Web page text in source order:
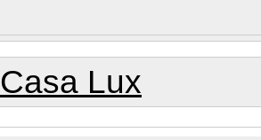
Casa Lux